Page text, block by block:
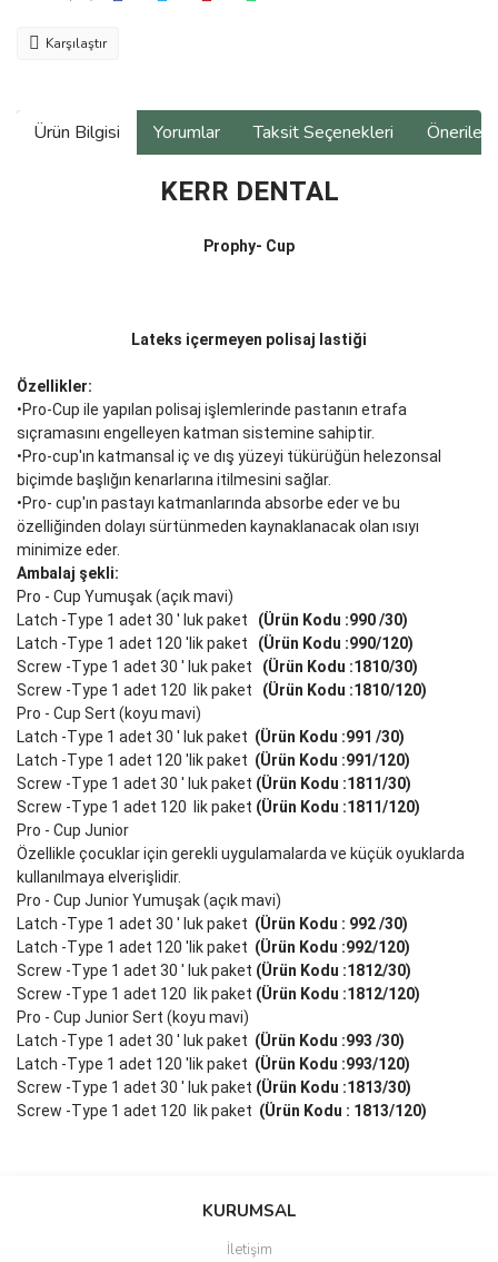
Karşılaştır
Ürün Bilgisi Yorumlar Taksit Seçenekleri
KERR DENTAL
Prophy- Cup
Lateks içermeyen polisaj lastiği
Özellikler:
•Pro-Cup ile yapılan polisaj işlemlerinde pastanın etrafa
sıçramasını engelleyen katman sistemine sahiptir.
•Pro-cup'ın katmansal iç ve dış yüzeyi tükürüğün helezonsal
biçimde başlığın kenarlarına itilmesini sağlar.
•Pro- cup'ın pastayı katmanlarında absorbe eder ve bu
özelliğinden dolayı sürtünmeden kaynaklanacak olan ısıyı
minimize eder.
Ambalaj şekli:
Pro - Cup Yumuşak (açık mavi)
Latch -Type 1 adet 30 ' luk paket (Ürün Kodu :990 /30)
Latch -Type 1 adet 120 'lik paket (Ürün Kodu :990/120)
Screw -Type 1 adet 30 ' luk paket (Ürün Kodu :1810/30)
Screw -Type 1 adet 120 lik paket (Ürün Kodu :1810/120)
Pro - Cup Sert (koyu mavi)
Latch -Type 1 adet 30 ' luk paket (Ürün Kodu :991 /30)
Latch -Type 1 adet 120 'lik paket (Ürün Kodu :991/120)
Screw -Type 1 adet 30 ' luk paket (Ürün Kodu :1811/30)
Screw -Type 1 adet 120 lik paket (Ürün Kodu :1811/120)
Pro - Cup Junior
Özellikle çocuklar için gerekli uygulamalarda ve küçük oyuklarda
kullanılmaya elverişlidir.
Pro - Cup Junior Yumuşak (açık mavi)
Latch -Type 1 adet 30 ' luk paket (Ürün Kodu : 992 /30)
Latch -Type 1 adet 120 'lik paket (Ürün Kodu :992/120)
Screw -Type 1 adet 30 ' luk paket (Ürün Kodu :1812/30)
Screw -Type 1 adet 120 lik paket (Ürün Kodu :1812/120)
Pro - Cup Junior Sert (koyu mavi)
Latch -Type 1 adet 30 ' luk paket (Ürün Kodu :993 /30)
Latch -Type 1 adet 120 'lik paket (Ürün Kodu :993/120)
Screw -Type 1 adet 30 ' luk paket (Ürün Kodu :1813/30)
Screw -Type 1 adet 120 lik paket (Ürün Kodu : 1813/120)
Bu ürüne ilk yorumu siz yapın!
KURUMSAL
İletişim